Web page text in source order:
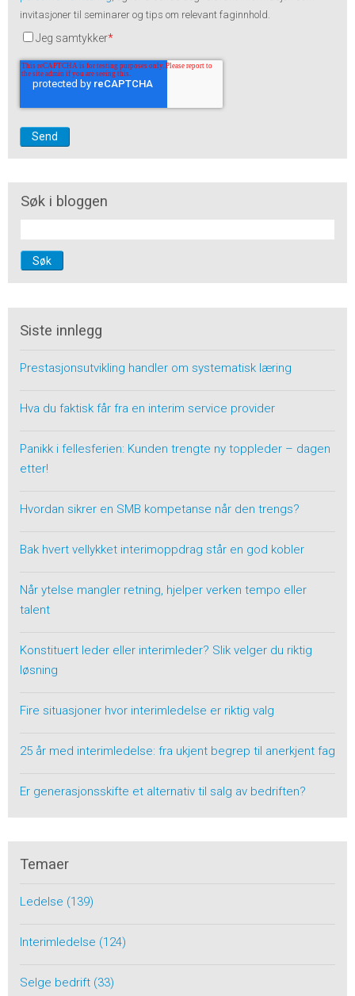
invitasjoner til seminarer og tips om relevant faginnhold.
Jeg samtykker*
Søk i bloggen
Søk
Siste innlegg
Prestasjonsutvikling handler om systematisk læring
Hva du faktisk får fra en interim service provider
Panikk i fellesferien: Kunden trengte ny toppleder – dagen
etter!
Hvordan sikrer en SMB kompetanse når den trengs?
Bak hvert vellykket interimoppdrag står en god kobler
Når ytelse mangler retning, hjelper verken tempo eller
talent
Konstituert leder eller interimleder? Slik velger du riktig
løsning
Fire situasjoner hvor interimledelse er riktig valg
25 år med interimledelse: fra ukjent begrep til anerkjent fag
Er generasjonsskifte et alternativ til salg av bedriften?
Temaer
Ledelse (139)
Interimledelse (124)
Selge bedrift (33)